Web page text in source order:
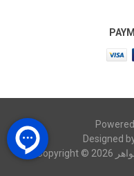
Designed
Copyright © 2026 فروشگاه کافه سیلور و جواهر. All rights